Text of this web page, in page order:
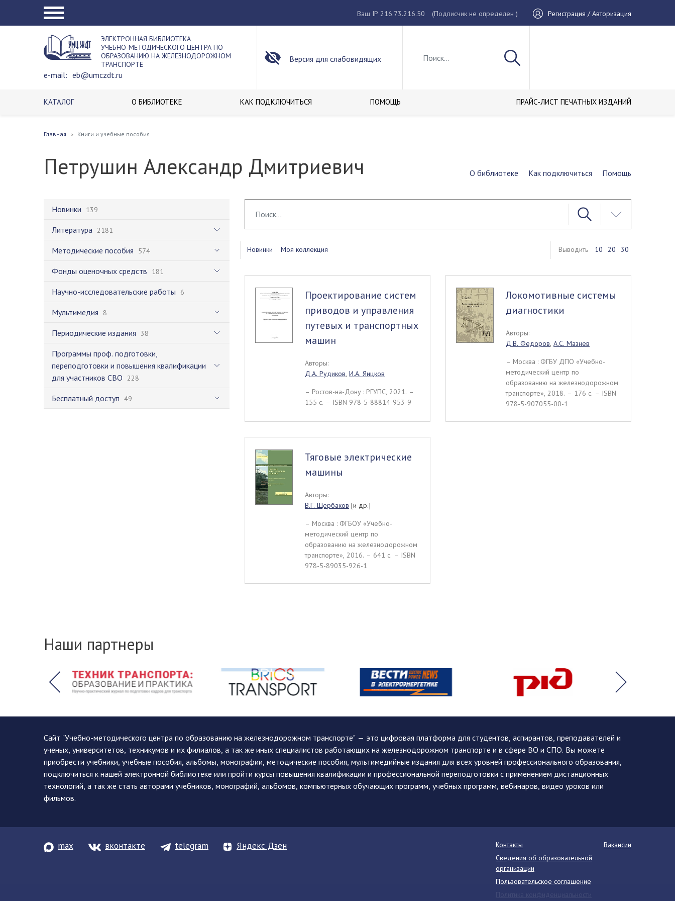
Ваш IP 216.73.216.50 (Подписчик не определен ) Регистрация / Авторизация
ЭЛЕКТРОННАЯ БИБЛИОТЕКА
УЧЕБНО-МЕТОДИЧЕСКОГО ЦЕНТРА ПО
ОБРАЗОВАНИЮ НА ЖЕЛЕЗНОДОРОЖНОМ
ТРАНСПОРТЕ
e-mail: eb@umczdt.ru
Версия для слабовидящих
КАТАЛОГ О БИБЛИОТЕКЕ КАК ПОДКЛЮЧИТЬСЯ ПОМОЩЬ ПРАЙС-ЛИСТ ПЕЧАТНЫХ ИЗДАНИЙ
Главная Книги и учебные пособия
Петрушин Александр Дмитриевич О библиотеке Как подключиться Помощь
Новинки 139
Литература 2181
Методические пособия 574
Фонды оценочных средств 181
Научно-исследовательские работы 6
Мультимедия 8
Периодические издания 38
Программы проф. подготовки,
переподготовки и повышения квалификации
для участников СВО 228
Бесплатный доступ 49
Новинки Моя коллекция Выводить 10 20 30
Проектирование систем
приводов и управления
путевых и транспортных
машин
Авторы:
Д.А. Рудиков, И.А. Яицков
– Ростов-на-Дону : РГУПС, 2021. –
155 c. – ISBN 978-5-88814-953-9
Локомотивные системы
диагностики
Авторы:
Д.В. Федоров, А.С. Мазнев
– Москва : ФГБУ ДПО «Учебно-
методический центр по
образованию на железнодорожном
транспорте», 2018. – 176 c. – ISBN
978-5-907055-00-1
Тяговые электрические
машины
Авторы:
В.Г. Щербаков [и др.]
– Москва : ФГБОУ «Учебно-
методический центр по
образованию на железнодорожном
транспорте», 2016. – 641 c. – ISBN
978-5-89035-926-1
Наши партнеры
Сайт "Учебно-методического центра по образованию на железнодорожном транспорте" — это цифровая платформа для студентов, аспирантов, преподавателей и
ученых, университетов, техникумов и их филиалов, а так же иных специалистов работающих на железнодорожном транспорте и в сфере ВО и СПО. Вы можете
приобрести учебники, учебные пособия, альбомы, монографии, методические пособия, мультимедийные издания для всех уровней профессионального образования,
подключиться к нашей электронной библиотеке или пройти курсы повышения квалификации и профессиональной переподготовки с применением дистанционных
технологий, а так же стать авторами учебников, монографий, альбомов, компьютерных обучающих программ, учебных программ, вебинаров, видео уроков или
фильмов.
max вконтакте telegram Яндекс Дзен Контакты
Вакансии
Сведения об образовательной
организации
Пользовательское соглашение